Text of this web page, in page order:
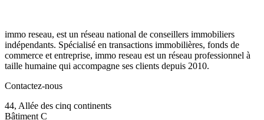
immo reseau, est un réseau national de conseillers immobiliers
indépendants. Spécialisé en transactions immobilières, fonds de
commerce et entreprise, immo reseau est un réseau professionnel à
taille humaine qui accompagne ses clients depuis 2010.
Contactez-nous
44, Allée des cinq continents
Bâtiment C